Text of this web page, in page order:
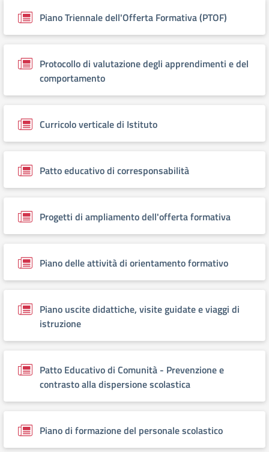
Piano Triennale dell'Offerta Formativa (PTOF)
Protocollo di valutazione degli apprendimenti e del
comportamento
Curricolo verticale di Istituto
Patto educativo di corresponsabilità
Progetti di ampliamento dell'offerta formativa
Piano delle attività di orientamento formativo
Piano uscite didattiche, visite guidate e viaggi di
istruzione
Patto Educativo di Comunità - Prevenzione e
contrasto alla dispersione scolastica
Piano di formazione del personale scolastico